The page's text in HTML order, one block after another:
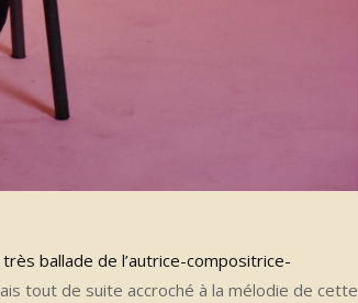
très ballade de l’autrice-compositrice-
tout de suite accroché à la mélodie de cette